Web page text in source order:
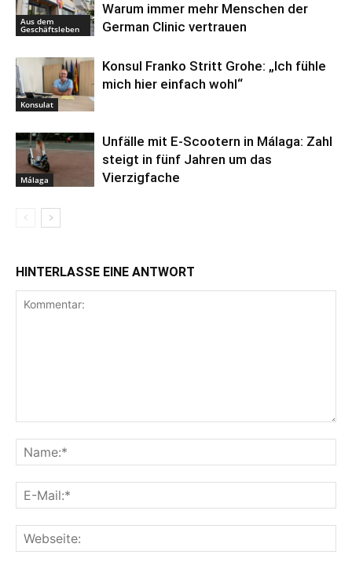
Aus dem
Geschäftsleben
Warum immer mehr Menschen der
German Clinic vertrauen
Konsulat
Konsul Franko Stritt Grohe: „Ich fühle
mich hier einfach wohl“
Málaga
Unfälle mit E-Scootern in Málaga: Zahl
steigt in fünf Jahren um das
Vierzigfache
HINTERLASSE EINE ANTWORT